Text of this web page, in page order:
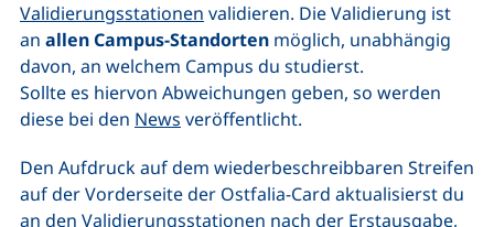
Validierungsstationen validieren. Die Validierung ist
an allen Campus-Standorten möglich, unabhängig
davon, an welchem Campus du studierst.
Sollte es hiervon Abweichungen geben, so werden
diese bei den News veröffentlicht.
Den Aufdruck auf dem wiederbeschreibbaren Streifen
auf der Vorderseite der Ostfalia-Card aktualisierst du
an den Validierungsstationen nach der Erstausgabe,